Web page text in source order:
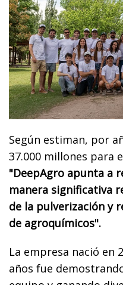
Según estiman, por
37.000 millones para
"DeepAgro apunta a
manera significativa
de la pulverización y
de agroquímicos".
La empresa nació en
años fue